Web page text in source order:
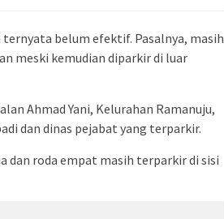
ternyata belum efektif. Pasalnya, masih
meski kemudian diparkir di luar
Ahmad Yani, Kelurahan Ramanuju,
dan dinas pejabat yang terparkir.
dan roda empat masih terparkir di sisi